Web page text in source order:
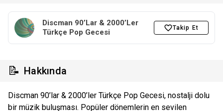
Discman 90’Lar & 2000’Ler
Türkçe Pop Gecesi
Takip Et
📝 Hakkında
Discman 90’lar & 2000’ler Türkçe Pop Gecesi, nostalji dolu
bir müzik buluşması. Popüler dönemlerin en sevilen